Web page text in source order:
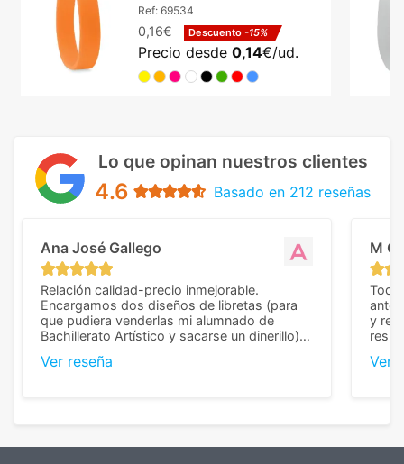
Ref: 69534
0,16€ Descuento -15%
Precio desde 0,14€/ud.
Lo que opinan nuestros clientes
4.6 Basado en 212 reseñas
Ana José Gallego
Relación calidad-precio inmejorable.
Encargamos dos diseños de libretas (para
que pudiera venderlas mi alumnado de
Bachillerato Artístico y sacarse un dinerillo) y
diferencia, con libretas de muy buena calidad
Ver reseña
M C
Todo
y
Ver